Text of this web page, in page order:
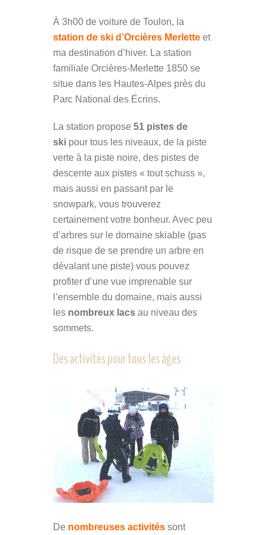
À 3h00 de voiture de Toulon, la
station de ski d’Orcières Merlette et
ma destination d’hiver. La station
familiale Orcières-Merlette 1850 se
situe dans les Hautes-Alpes près du
Parc National des Écrins.
La station propose 51 pistes de
ski pour tous les niveaux, de la piste
verte à la piste noire, des pistes de
descente aux pistes « tout schuss »,
mais aussi en passant par le
snowpark, vous trouverez
certainement votre bonheur. Avec peu
d’arbres sur le domaine skiable (pas
de risque de se prendre un arbre en
dévalant une piste) vous pouvez
profiter d’une vue imprenable sur
l’ensemble du domaine, mais aussi
les nombreux lacs au niveau des
sommets.
Des activités pour tous les âges
De nombreuses activités sont